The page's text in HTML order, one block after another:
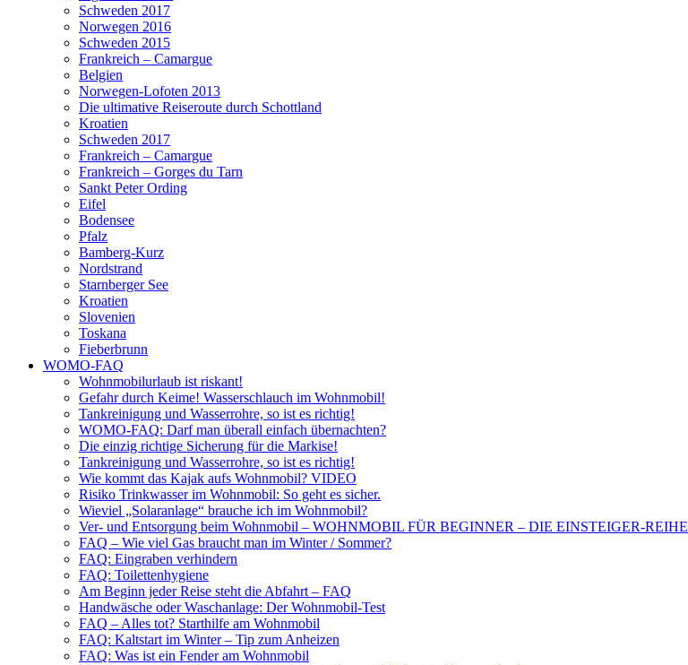
Schweden 2017
Norwegen 2016
Schweden 2015
Frankreich – Camargue
Belgien
Norwegen-Lofoten 2013
Die ultimative Reiseroute durch Schottland
Kroatien
Schweden 2017
Frankreich – Camargue
Frankreich – Gorges du Tarn
Sankt Peter Ording
Eifel
Bodensee
Pfalz
Bamberg-Kurz
Nordstrand
Starnberger See
Kroatien
Slovenien
Toskana
Fieberbrunn
WOMO-FAQ
Wohnmobilurlaub ist riskant!
Gefahr durch Keime! Wasserschlauch im Wohnmobil!
Tankreinigung und Wasserrohre, so ist es richtig!
WOMO-FAQ: Darf man überall einfach übernachten?
Die einzig richtige Sicherung für die Markise!
Tankreinigung und Wasserrohre, so ist es richtig!
Wie kommt das Kajak aufs Wohnmobil? VIDEO
Risiko Trinkwasser im Wohnmobil: So geht es sicher.
Wieviel „Solaranlage“ brauche ich im Wohnmobil?
Ver- und Entsorgung beim Wohnmobil – WOHNMOBIL FÜR BEGINNER – DIE EINSTEIGER-REIHE
FAQ – Wie viel Gas braucht man im Winter / Sommer?
FAQ: Eingraben verhindern
FAQ: Toilettenhygiene
Am Beginn jeder Reise steht die Abfahrt – FAQ
Handwäsche oder Waschanlage: Der Wohnmobil-Test
FAQ – Alles tot? Starthilfe am Wohnmobil
FAQ: Kaltstart im Winter – Tip zum Anheizen
FAQ: Was ist ein Fender am Wohnmobil